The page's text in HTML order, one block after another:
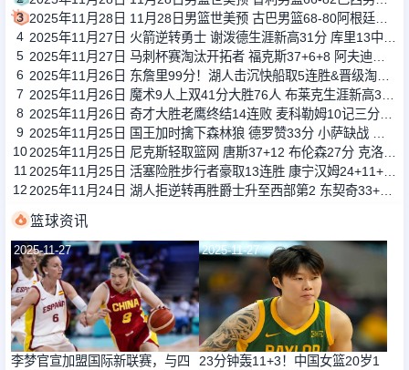
3
4
5
6
7
8
9
10
11
12
篮球资讯
2025-11-27
李梦官宣加盟国际新联赛，与四
2025-11-27
23分钟轰11+3！中国女篮20岁1